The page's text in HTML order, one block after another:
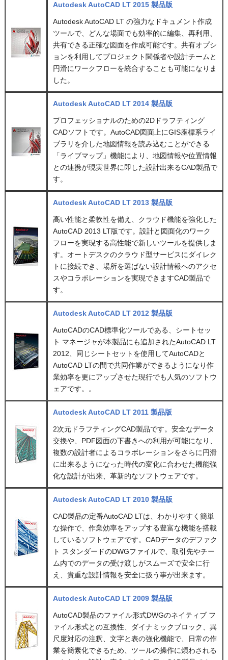
Autodesk AutoCAD LT 2015 製品版
Autodesk AutoCAD LT の強力なドキュメント作成
ツールで、どんな場面でも効率的に編集、再利用、
共有できる正確な図面を作成可能です。共有オプシ
ョンを利用してプロジェクト関係者や設計チームと
円滑にワークフローを統合することも可能になりま
した。
Autodesk AutoCAD LT 2014 製品版
プロフェッショナルのための2Dドラフティング
CADソフトです。AutoCAD図面上にGIS座標系ライ
ブラリを介した地図情報を読み込むことができる
「ライブマップ」機能により、地図情報や位置情報
との連携が現実世界に即した設計出来るCAD製品で
す。
Autodesk AutoCAD LT 2013 製品版
高い性能と柔軟性を備え、クラウド機能を強化した
AutoCAD 2013 LT版です。設計と図面化のワーク
フローを実現する高性能で新しいツールを提供しま
す。オートデスクのクラウド型サービスにダイレク
トに接続でき、場所を選ばない設計情報へのアクセ
スやコラボレーションを実現できますCAD製品で
す。
Autodesk AutoCAD LT 2012 製品版
AutoCADのCAD標準化ツールである、シートセッ
ト マネージャが本製品にも追加されたAutoCAD LT
2012、同じシートセットを使用してAutoCADと
AutoCAD LTの間で共同作業ができるようになり作
業効率を更にアップさせた現行でも人気のソフトウ
ェアです。。
Autodesk AutoCAD LT 2011 製品版
2次元ドラフティングCAD製品です。安全なデータ
交換や、PDF図面の下書きへの利用が可能になり、
複数の設計者によるコラボレーションをさらに円滑
に出来るようになった時代の変化に合わせた機能強
化な設計が出来、革新的なソフトウェアです。
Autodesk AutoCAD LT 2010 製品版
CAD製品の定番AutoCAD LTは、わかりやすく簡単
な操作で、作業効率をアップする豊富な機能を搭載
しているソフトウェアです。CADデータのデファク
ト スタンダードのDWGファイルで、取引先やチー
ム内でのデータの受け渡しがスムーズで安全に行
え、貴重な設計情報を安全に扱う事が出来ます。
Autodesk AutoCAD LT 2009 製品版
AutoCAD製品のファイル形式DWGのネイティブ フ
ァイル形式との互換性、ダイナミックブロック、異
尺度対応の注釈、文字と表の強化機能で、日常の作
業を簡素化できるため、ツールの操作に煩わされる